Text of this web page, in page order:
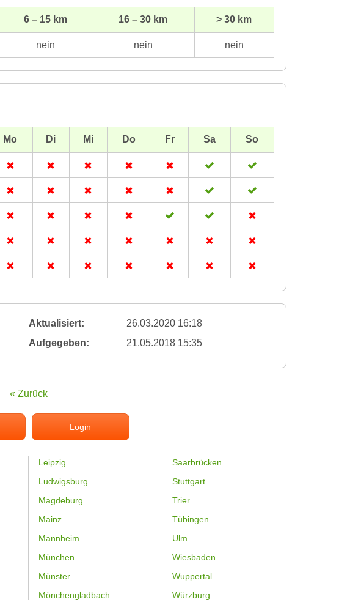
6 – 15 km 16 – 30 km > 30 km
nein nein nein
Mo Di Mi Do Fr Sa So
Aktualisiert:
26.03.2020 16:18
Aufgegeben: 21.05.2018 15:35
« Zurück
Login
Leipzig
Ludwigsburg
Magdeburg
Mainz
Mannheim
München
Münster
Mönchengladbach
Saarbrücken
Stuttgart
Trier
Tübingen
Ulm
Wiesbaden
Wuppertal
Würzburg